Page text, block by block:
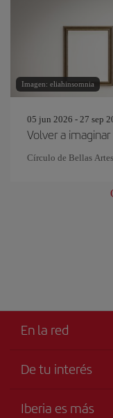
Imagen: eliahinsomnia
05 jun 2026 - 27 sep
Volver a imaginar
Círculo de Bellas
En la red
De tu interés
Iberia es más